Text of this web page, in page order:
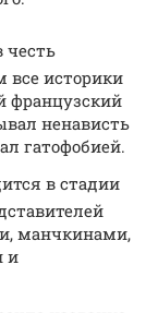
честь
все историки
французский
ненависть
гатофобией.
в стадии
манчкинами,
и